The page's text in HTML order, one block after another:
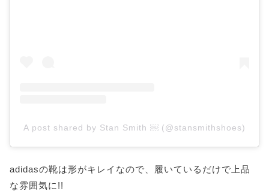
A post shared by Stan Smith ￼ (@stansmithshoes)
adidasの靴は形がキレイなので、履いているだけで上品
な雰囲気に!!